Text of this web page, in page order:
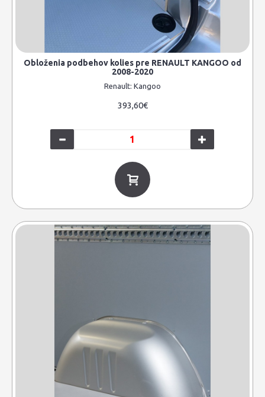
Obloženia podbehov kolies pre RENAULT KANGOO od
2008-2020
Renault: Kangoo
393,60€